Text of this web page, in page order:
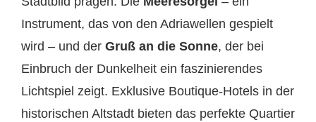
Instrument, das von den Adriawellen gespielt
wird – und der Gruß an die Sonne, der bei
Einbruch der Dunkelheit ein faszinierendes
Lichtspiel zeigt. Exklusive Boutique-Hotels in der
historischen Altstadt bieten das perfekte Quartier